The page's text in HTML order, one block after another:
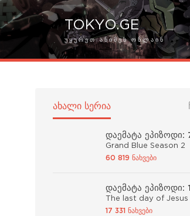
TOKYO.GE
ᲣᲧᲣᲠᲔᲗ ᲐᲜᲘᲛᲔᲡ ᲝᲜᲚᲐᲘᲜ
ᲐᲮᲐᲚᲘ ᲡᲔᲠᲘᲐ
დაემატა ეპიზოდი:
Grand Blue Season 2
60 819 ნახვები
დაემატა ეპიზოდი: 1
The last day of Jesus
17 331 ნახვები